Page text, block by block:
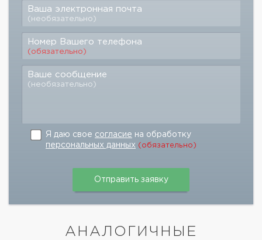
Ваша электронная почта
(необязательно)
Номер Вашего телефона
(обязательно)
Ваше сообщение
(необязательно)
Я даю свое согласие на обработку
персональных данных (обязательно)
АНАЛОГИЧНЫЕ